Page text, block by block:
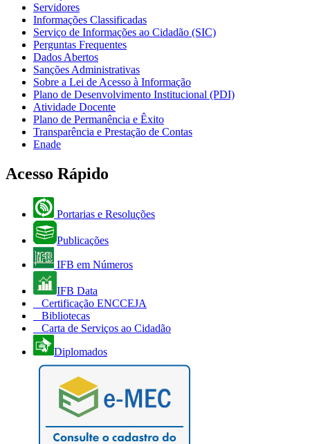
Servidores
Informações Classificadas
Serviço de Informações ao Cidadão (SIC)
Perguntas Frequentes
Dados Abertos
Sanções Administrativas
Sobre a Lei de Acesso à Informação
Plano de Desenvolvimento Institucional (PDI)
Atividade Docente
Plano de Permanência e Êxito
Transparência e Prestação de Contas
Enade
Acesso Rápido
Portarias e Resoluções
Publicações
IFB em Números
IFB Data
Certificação ENCCEJA
Bibliotecas
Carta de Serviços ao Cidadão
Diplomados